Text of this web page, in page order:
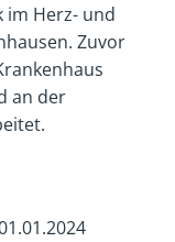
im Herz- und
Zuvor
an der